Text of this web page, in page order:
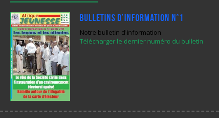
Bulletins d’Information N°1
Notre bulletin d'information
Télécharger le dernier numéro du bulletin